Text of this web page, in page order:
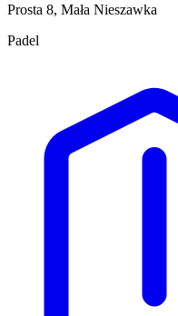
Prosta 8, Mała Nieszawka
Padel